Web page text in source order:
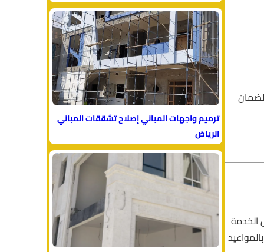
الخدمة
ترميم واجهات المباني إصلاح تشققات المباني
الرياض